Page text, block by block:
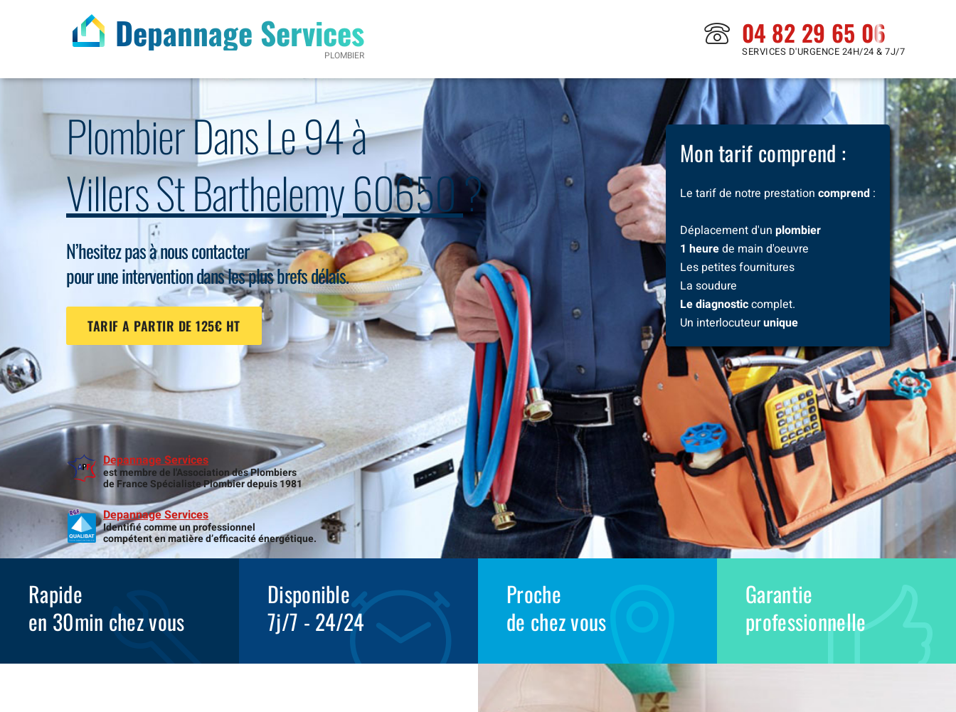
Depannage Services
PLOMBIER
04 82 29 65 06
SERVICES D'URGENCE 24H/24 & 7J/7
Mon tarif comprend :
Le tarif de notre prestation comprend :
Déplacement d'un plombier
1 heurede main d'oeuvre
Les petites fournitures
La soudure
Le diagnosticcomplet.
Un interlocuteurunique
Plombier Dans Le 94 à
Villers St Barthelemy 60650?
N’hesitez pas à nous contacter
pour une intervention dans les plus brefs délais.
TARIF A PARTIR DE 125€ HT
Depannage Services
est membre de l'Association des Plombiers
de France Spécialiste Plombier depuis 1981
Depannage Services
Identifié comme un professionnel
compétent en matière d’efficacité énergétique.
Rapide
en 30min chez vous
Disponible
7j/7 - 24/24
Proche
de chez vous
Garantie
professionnelle